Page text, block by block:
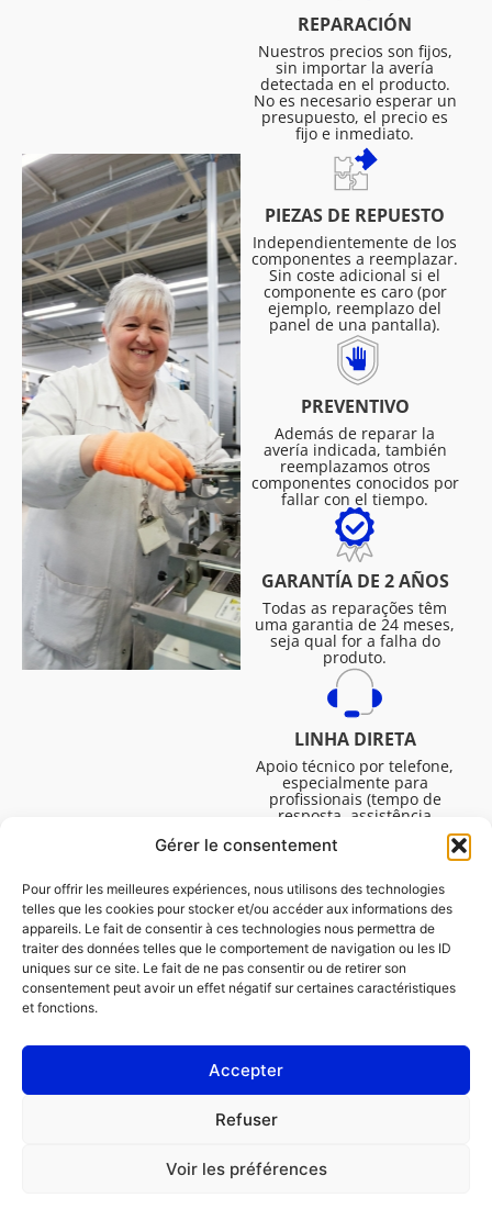
Gérer le consentement
Pour offrir les meilleures expériences, nous utilisons des technologies
telles que les cookies pour stocker et/ou accéder aux informations des
appareils. Le fait de consentir à ces technologies nous permettra de
traiter des données telles que le comportement de navigation ou les ID
uniques sur ce site. Le fait de ne pas consentir ou de retirer son
consentement peut avoir un effet négatif sur certaines caractéristiques
et fonctions.
Accepter
Refuser
Voir les préférences
REPARACIÓN
Nuestros precios son fijos,
sin importar la avería
detectada en el producto.
No es necesario esperar un
presupuesto, el precio es
fijo e inmediato.
PIEZAS DE REPUESTO
Independientemente de los
componentes a reemplazar.
Sin coste adicional si el
componente es caro (por
ejemplo, reemplazo del
panel de una pantalla).
PREVENTIVO
Además de reparar la
avería indicada, también
reemplazamos otros
componentes conocidos por
fallar con el tiempo.
GARANTÍA DE 2 AÑOS
Todas as reparações têm
uma garantia de 24 meses,
seja qual for a falha do
produto.
LINHA DIRETA
Apoio técnico por telefone,
especialmente para
profissionais (tempo de
resposta, assistência
técnica, etc.). De segunda a
sexta-feira, das 08:30 às